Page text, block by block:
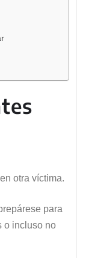
otra víctima.
para
o incluso no